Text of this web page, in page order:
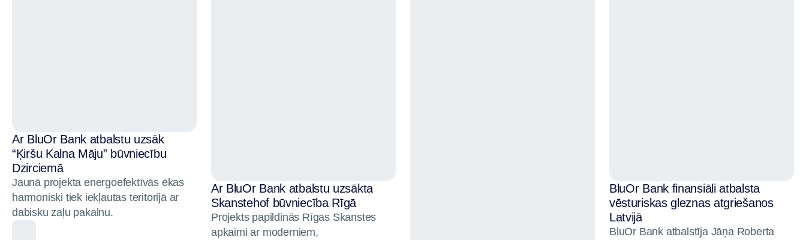
Ar BluOr Bank atbalstu uzsāk
“Ķiršu Kalna Māju” būvniecību
Dzirciemā
Jaunā projekta energoefektīvās ēkas
harmoniski tiek iekļautas teritorijā ar
dabisku zaļu pakalnu.
Ar BluOr Bank atbalstu uzsākta
Skanstehof būvniecība Rīgā
Projekts papildinās Rīgas Skanstes
apkaimi ar moderniem,
BluOr Bank finansiāli atbalsta
vēsturiskas gleznas atgriešanos
Latvijā
BluOr Bank atbalstīja Jāņa Roberta